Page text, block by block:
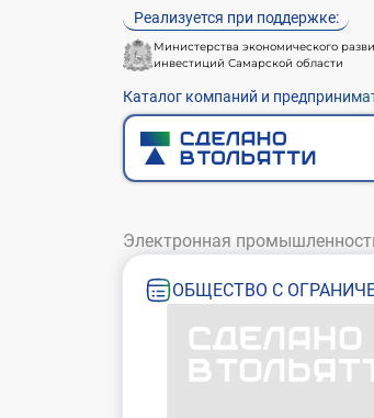
Реализуется при поддержке:
Министерства экономического
инвестиций Самарской области
Каталог компаний и
Электронная
ОБЩЕСТВО С